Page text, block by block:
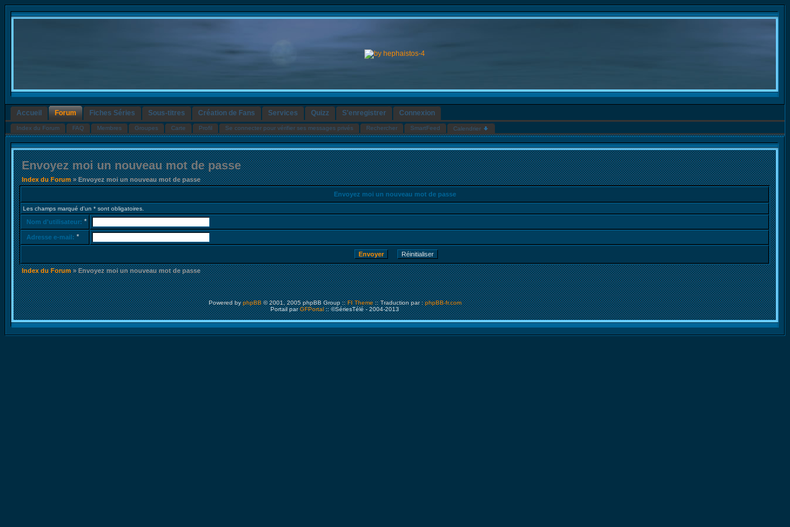
Accueil Forum Fiches Séries Sous-titres Création de Fans Services Quizz S'enregistrer Connexion
Index du Forum FAQ Membres Groupes Carte Profil Se connecter pour vérifier ses messages privés Rechercher SmartFeed Calendrier
Envoyez moi un nouveau mot de passe
Index du Forum» Envoyez moi un nouveau mot de passe
Envoyez moi un nouveau mot de passe
Les champs marqué d'un * sont obligatoires.
Nom d'utilisateur: *
Adresse e-mail: *
Index du Forum» Envoyez moi un nouveau mot de passe
Powered byphpBB© 2001, 2005 phpBB Group ::FI Theme :: Traduction par :phpBB-fr.com
Portail parGFPortal:: ©SériesTélé - 2004-2013